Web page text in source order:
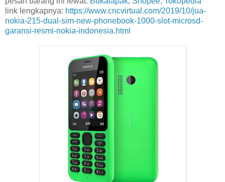
link lengkapnya: https://www.cncvirtual.com/2019/10/jua-
nokia-215-dual-sim-new-phonebook-1000-slot-microsd-
garansi-resmi-nokia-indonesia.html